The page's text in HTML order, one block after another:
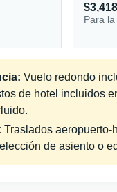
Para
Vuelo redondo
de hotel incluidos
Traslados aeropuerto-
de asiento o